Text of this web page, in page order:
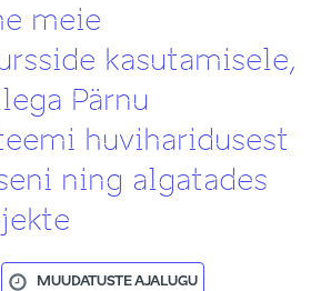
meie
kasutamisele,
Pärnu
huviharidusest
ning algatades
MUUDATUSTE AJALUGU